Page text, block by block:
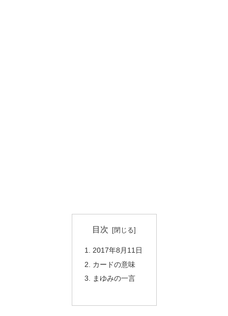
目次
2017年8月11日
カードの意味
まゆみの一言